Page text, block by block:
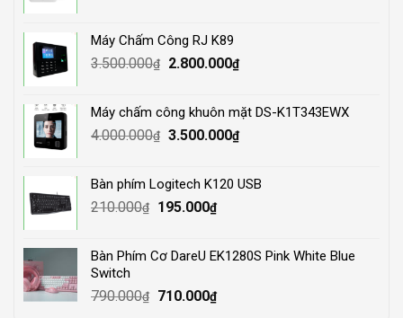
1.500.000₫.
Máy Chấm Công RJ K89
3.500.000₫
Original
3.500.000₫.
2.800.000₫Current
2.800.000₫.
Máy chấm công khuôn mặt DS-K1T343EWX
4.000.000₫ Original
4.000.000₫.
3.500.000₫Current
3.500.000₫.
Bàn phím Logitech K120 USB
210.000₫
Original
210.000₫.
195.000₫Current
195.000₫.
Bàn Phím Cơ DareU EK1280S Pink White Blue
Switch
790.000₫
Original
710.000₫Current